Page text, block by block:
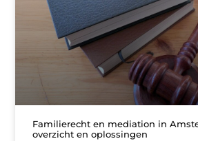
Familierecht en mediation in
overzicht en oplossingen